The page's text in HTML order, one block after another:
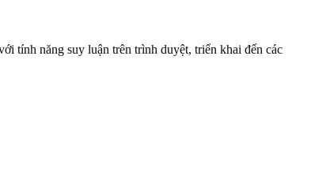
tính năng suy luận trên trình duyệt, triển khai đến các